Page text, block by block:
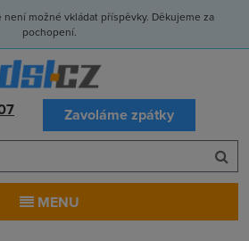
možné vkládat příspěvky. Děkujeme za
pochopení.
Zavoláme zpátky
MENU